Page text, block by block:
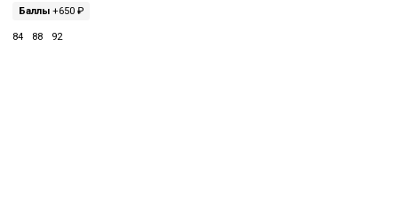
Баллы +650 ₽
84 88 92